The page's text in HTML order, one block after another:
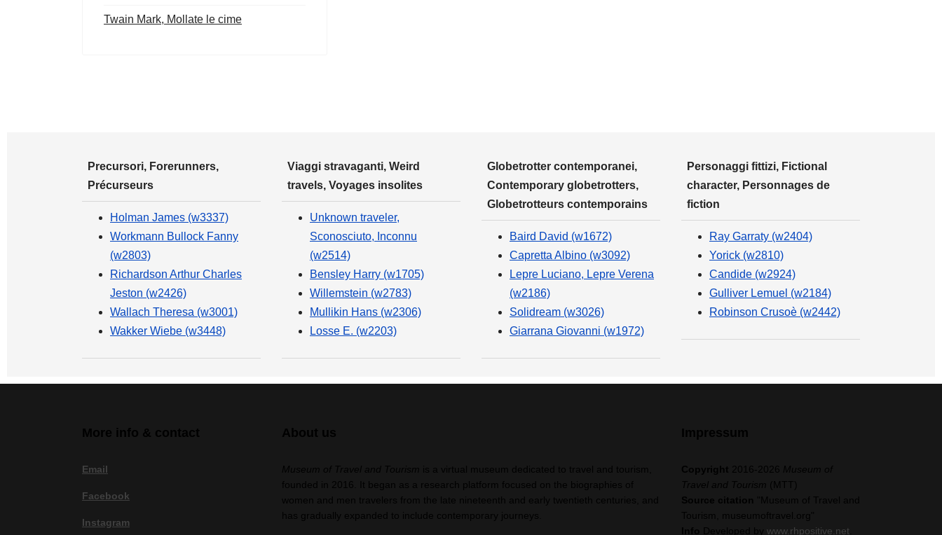
Twain Mark, Mollate le cime
Precursori, Forerunners,
Précurseurs
Holman James (w3337)
Workmann Bullock Fanny
(w2803)
Richardson Arthur Charles
Jeston (w2426)
Wallach Theresa (w3001)
Wakker Wiebe (w3448)
Viaggi stravaganti, Weird
travels, Voyages insolites
Unknown traveler,
Sconosciuto, Inconnu
(w2514)
Bensley Harry (w1705)
Willemstein (w2783)
Mullikin Hans (w2306)
Losse E. (w2203)
Globetrotter contemporanei,
Contemporary globetrotters,
Globetrotteurs contemporains
Baird David (w1672)
Capretta Albino (w3092)
Lepre Luciano, Lepre Verena
(w2186)
Solidream (w3026)
Giarrana Giovanni (w1972)
Personaggi fittizi, Fictional
character, Personnages de
fiction
Ray Garraty (w2404)
Yorick (w2810)
Candide (w2924)
Gulliver Lemuel (w2184)
Robinson Crusoè (w2442)
Email
Facebook
Instagram
www.rhpositive.net